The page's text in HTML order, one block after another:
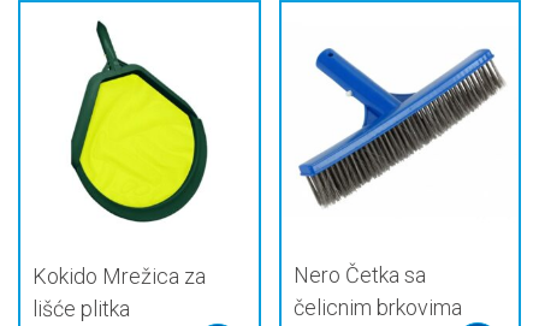
варијанти.
Опције
изабране
Kokido Mrežica za
lišće plitka
Nero Četka sa
čelicnim brkovima